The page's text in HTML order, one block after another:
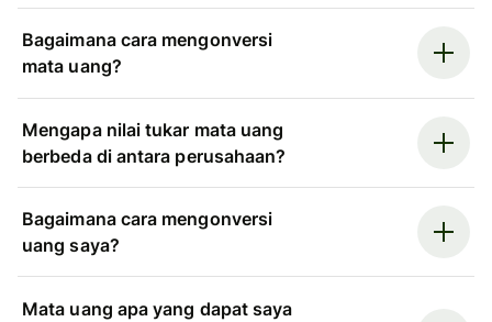
Bagaimana cara mengonversi
mata uang?
Mengapa nilai tukar mata uang
berbeda di antara perusahaan?
Bagaimana cara mengonversi
uang saya?
Mata uang apa yang dapat saya